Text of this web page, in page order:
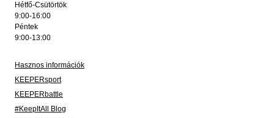
Hétfő-Csütörtök
9:00-16:00
Péntek
9:00-13:00
Hasznos információk
KEEPERsport
KEEPERbattle
#KeepItAll Blog